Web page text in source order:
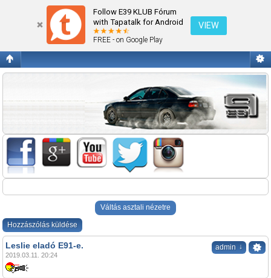
Follow E39 KLUB Fórum
with Tapatalk for Android
FREE - on Google Play
VIEW
Leslie eladó E91-e.
Váltás asztali nézetre
Hozzászólás küldése
admin ↓
Leslie eladó E91-e.
2019.03.11. 20:24